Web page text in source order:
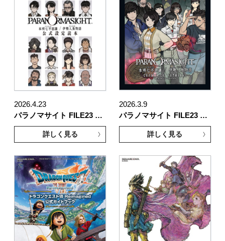
2026.4.23
パラノマサイト FILE23 …
詳しく見る
2026.3.9
パラノマサイト FILE23 …
詳しく見る